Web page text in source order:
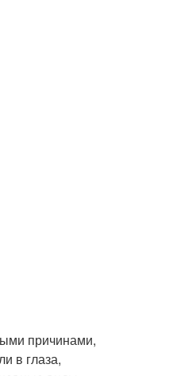
причинами,
в глаза,